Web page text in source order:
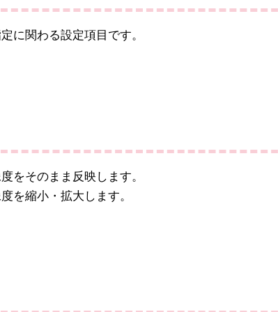
に関わる設定項目です。
をそのまま反映します。
を縮小・拡大します。